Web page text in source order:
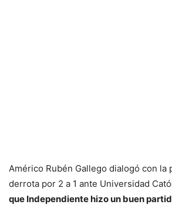
Américo Rubén Gallego dialogó con la
derrota por 2 a 1 ante Universidad
que Independiente hizo un buen